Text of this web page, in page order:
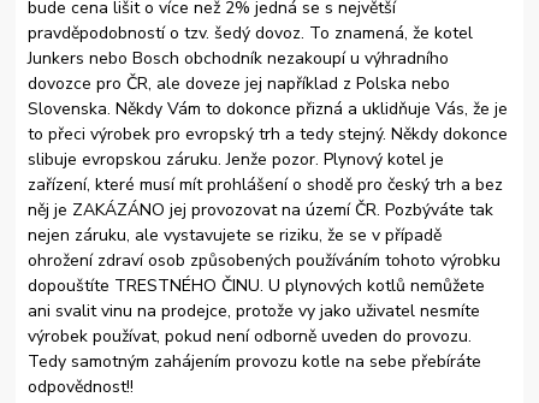
bude cena lišit o více než 2% jedná se s největší
pravděpodobností o tzv. šedý dovoz. To znamená, že kotel
Junkers nebo Bosch obchodník nezakoupí u výhradního
dovozce pro ČR, ale doveze jej například z Polska nebo
Slovenska. Někdy Vám to dokonce přizná a uklidňuje Vás, že je
to přeci výrobek pro evropský trh a tedy stejný. Někdy dokonce
slibuje evropskou záruku. Jenže pozor. Plynový kotel je
zařízení, které musí mít prohlášení o shodě pro český trh a bez
něj je ZAKÁZÁNO jej provozovat na území ČR. Pozbýváte tak
nejen záruku, ale vystavujete se riziku, že se v případě
ohrožení zdraví osob způsobených používáním tohoto výrobku
dopouštíte TRESTNÉHO ČINU. U plynových kotlů nemůžete
ani svalit vinu na prodejce, protože vy jako uživatel nesmíte
výrobek používat, pokud není odborně uveden do provozu.
Tedy samotným zahájením provozu kotle na sebe přebíráte
odpovědnost!!